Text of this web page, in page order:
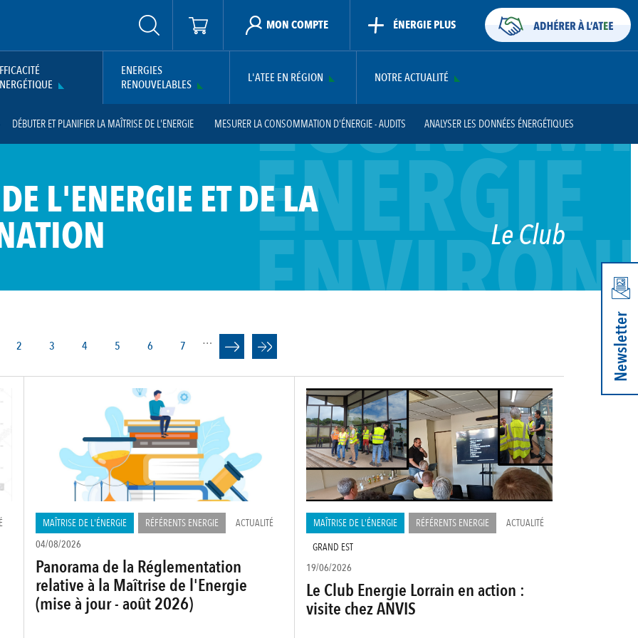
MON COMPTE ÉNERGIE PLUS
ENERGIES
RENOUVELABLES
L'ATEE EN RÉGION NOTRE ACTUALITÉ
DÉBUTER ET PLANIFIER LA MAÎTRISE DE L'ENERGIE MESURER LA CONSOMMATION D'ÉNERGIE - AUDITS
ANALYSER LES DONNÉES ÉNERGÉTIQUES
FINANCER DES PROJETS - PROGRAMME ET FORMATION ATEE
RÉGLEMENTATION ET NORMES
PROGRAMME ICCEE
ENERGIE
L'ENERGIE ET DE LA
Le Club
MAÎTRISE DE L'ÉNERGIE RÉFÉRENTS ENERGIE
ACTUALITÉ
04/08/2026
Panorama de la Réglementation
relative à la Maîtrise de l'Energie
(mise à jour - août 2026)
MAÎTRISE DE L'ÉNERGIE RÉFÉRENTS ENERGIE
ACTUALITÉ
GRAND EST
19/06/2026
Le Club Energie Lorrain en action :
visite chez ANVIS
Page
2 Page
3 Page
4 Page
5 Page
6 Page
7 … Newsletter